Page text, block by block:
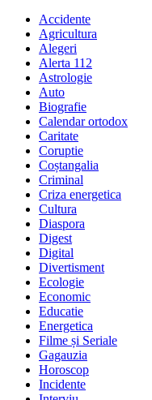
Accidente
Agricultura
Alegeri
Alerta 112
Astrologie
Auto
Biografie
Calendar ortodox
Caritate
Coruptie
Coștangalia
Criminal
Criza energetica
Cultura
Diaspora
Digest
Digital
Divertisment
Ecologie
Economic
Educatie
Energetica
Filme și Seriale
Gagauzia
Horoscop
Incidente